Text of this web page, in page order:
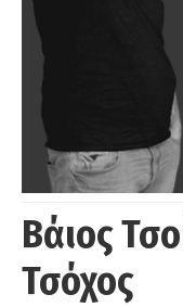
Βάιος
Τσόχος